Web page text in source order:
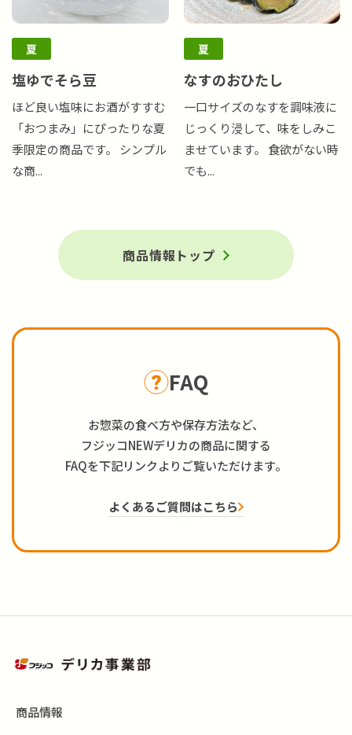
夏
塩ゆでそら豆
ほど良い塩味にお酒がすすむ
「おつまみ」にぴったりな夏
季限定の商品です。 シンプル
な商...
夏
なすのおひたし
一口サイズのなすを調味液に
じっくり浸して、味をしみこ
ませています。 食欲がない時
でも...
商品情報トップ
FAQ
お惣菜の食べ方や保存方法など、
フジッコNEWデリカの商品に関する
FAQを下記リンクよりご覧いただけます。
よくあるご質問はこちら
商品情報